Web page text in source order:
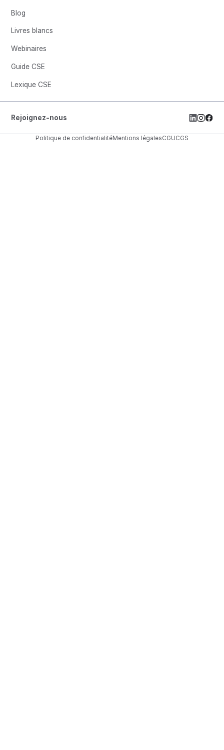
Blog
Livres blancs
Webinaires
Guide CSE
Lexique CSE
Politique de confidentialitéMentions légalesCGUCGS
Rejoignez-nous